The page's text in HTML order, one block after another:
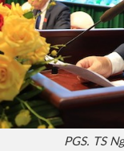
PGS. TS